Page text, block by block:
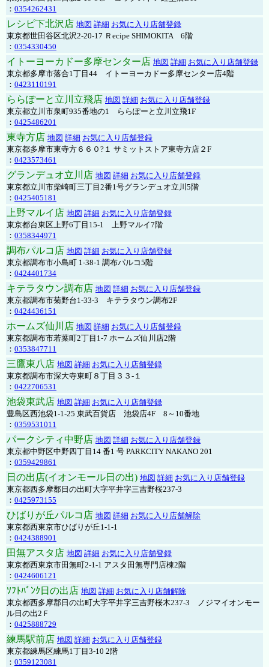
： 0354262431
レシピ下北沢店 地図 詳細 お気に入り店舗登録
東京都世田谷区北沢2-20-17 Ｒecipe SHIMOKITA 6階
： 0354330450
イトーヨーカドー多摩センター店 地図 詳細 お気に入り店舗登録
東京都多摩市落合1丁目44 イトーヨーカドー多摩センター店4階
： 0423110191
ららぽーと立川立飛店 地図 詳細 お気に入り店舗登録
東京都立川市泉町935番地の1 ららぽーと立川立飛1F
： 0425486201
東寺方店 地図 詳細 お気に入り店舗登録
東京都多摩市東寺方６６０?１ サミットストア東寺方店２F
： 0423573461
グランデュオ立川店 地図 詳細 お気に入り店舗登録
東京都立川市柴崎町三丁目2番1号グランデュオ立川5階
： 0425405181
上野マルイ店 地図 詳細 お気に入り店舗登録
東京都台東区上野6丁目15-1 上野マルイ7階
： 0358344971
調布パルコ店 地図 詳細 お気に入り店舗登録
東京都調布市小島町 1-38-1 調布パルコ5階
： 0424401734
キテラタウン調布店 地図 詳細 お気に入り店舗登録
東京都調布市菊野台1-33-3 キテラタウン調布2F
： 0424436151
ホームズ仙川店 地図 詳細 お気に入り店舗登録
東京都調布市若葉町2丁目1-7 ホームズ仙川店2階
： 0353847711
三鷹東八店 地図 詳細 お気に入り店舗登録
東京都調布市深大寺東町８丁目３３-１
： 0422706531
池袋東武店 地図 詳細 お気に入り店舗登録
豊島区西池袋1-1-25 東武百貨店 池袋店4F 8～10番地
： 0359531011
パークシティ中野店 地図 詳細 お気に入り店舗登録
東京都中野区中野四丁目14 番1 号 PARKCITY NAKANO 201
： 0359429861
日の出店(イオンモール日の出) 地図 詳細 お気に入り店舗登録
東京都西多摩郡日の出町大字平井字三吉野桜237-3
： 0425973155
ひばりが丘パルコ店 地図 詳細 お気に入り店舗解除
東京都西東京市ひばりが丘1-1-1
： 0424388901
田無アスタ店 地図 詳細 お気に入り店舗登録
東京都西東京市田無町2-1-1 アスタ田無専門店棟2階
： 0424606121
ｿﾌﾄﾊﾞﾝｸ日の出店 地図 詳細 お気に入り店舗解除
東京都西多摩郡日の出町大字平井字三吉野桜木237-3 ノジマイオンモー
ル日の出2Ｆ
： 0425888729
練馬駅前店 地図 詳細 お気に入り店舗登録
東京都練馬区練馬1丁目3-10 2階
： 0359123081